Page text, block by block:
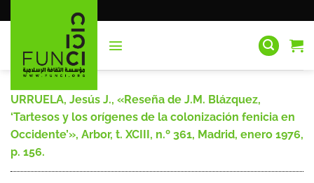
al
URRUELA, Jesús J., «Reseña de J.M. Blázquez,
‘Tartesos y los orígenes de la colonización fenicia en
Occidente’», Arbor, t. XCIII, n.º 361, Madrid, enero 1976,
p. 156.